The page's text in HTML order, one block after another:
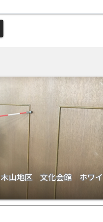
山地区 文化会館 ホワイ